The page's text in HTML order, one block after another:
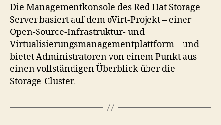
Die Managementkonsole des Red Hat Storage
Server basiert auf dem oVirt-Projekt – einer
Open-Source-Infrastruktur- und
Virtualisierungsmanagementplattform – und
bietet Administratoren von einem Punkt aus
einen vollständigen Überblick über die
Storage-Cluster.